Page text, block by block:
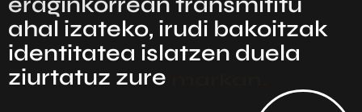
ahal izateko, irudi bakoitzak
identitatea islatzen duela
ziurtatuz zure